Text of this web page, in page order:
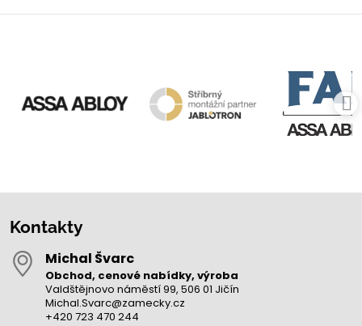
Kontakty
Michal Švarc
Obchod, cenové nabídky, výroba
Valdštějnovo náměstí 99, 506 01 Jičín
Michal.Svarc@zamecky.cz
+420 723 470 244